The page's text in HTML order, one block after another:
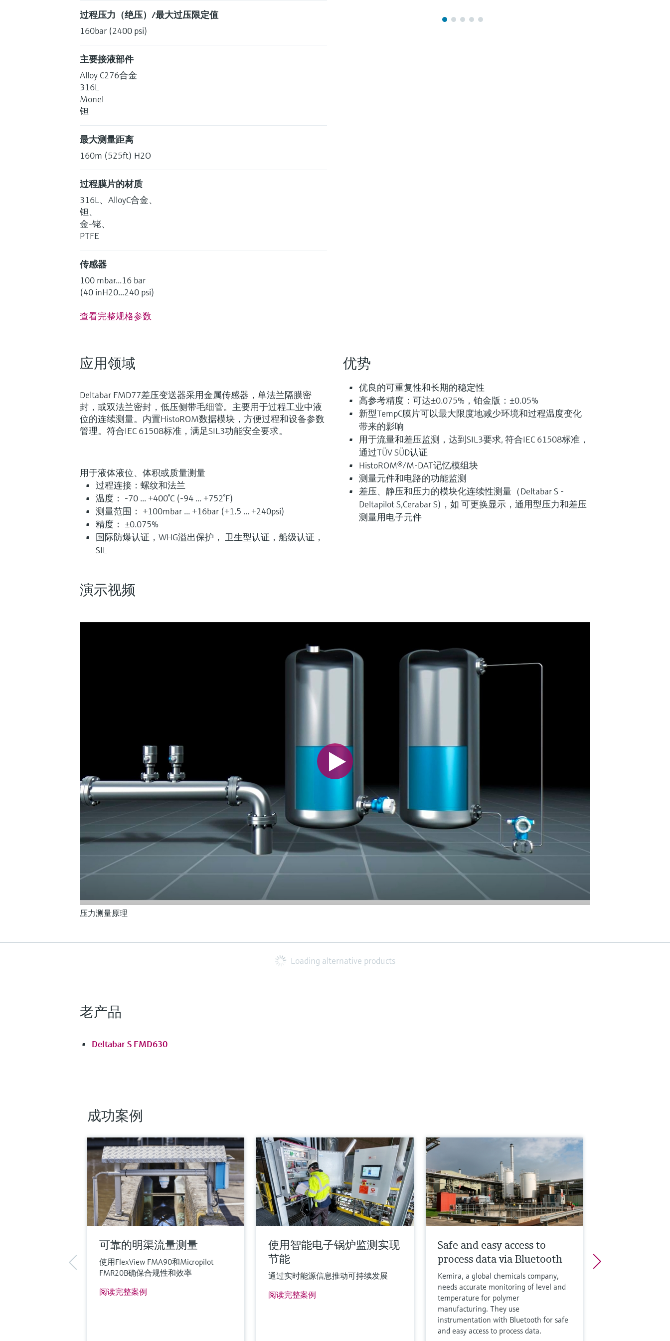
过程压力（绝压）/最大过压限定值
160bar (2400 psi)
主要接液部件
Alloy C276合金
316L
Monel
钽
最大测量距离
160m (525ft) H2O
过程膜片的材质
316L、AlloyC合金、
钽、
金-铑、
PTFE
传感器
100 mbar...16 bar
(40 inH20...240 psi)
查看完整规格参数
应用领域
Deltabar FMD77差压变送器采用金属传感器，单法兰隔膜密
封，或双法兰密封，低压侧带毛细管。主要用于过程工业中液
位的连续测量。内置HistoROM数据模块，方便过程和设备参数
管理。符合IEC 61508标准，满足SIL3功能安全要求。
用于液体液位、体积或质量测量
过程连接：螺纹和法兰
温度： -70 ... +400°C (-94 ... +752°F)
测量范围： +100mbar ... +16bar (+1.5 ... +240psi)
精度： ±0.075%
国际防爆认证，WHG溢出保护， 卫生型认证，船级认证，
SIL
优势
优良的可重复性和长期的稳定性
高参考精度：可达±0.075%，铂金版：±0.05%
新型TempC膜片可以最大限度地减少环境和过程温度变化
带来的影响
用于流量和差压监测，达到SIL3要求, 符合IEC 61508标准，
通过TÜV SÜD认证
HistoROM®/M-DAT记忆模组块
测量元件和电路的功能监测
差压、静压和压力的模块化连续性测量（Deltabar S -
Deltapilot S,Cerabar S)，如 可更换显示，通用型压力和差压
测量用电子元件
演示视频
压力测量原理
Loading alternative products
老产品
Deltabar S FMD630
成功案例
可靠的明渠流量测量
使用FlexView FMA90和Micropilot
FMR20B确保合规性和效率
阅读完整案例
使用智能电子锅炉监测实现
节能
通过实时能源信息推动可持续发展
阅读完整案例
Safe and easy access to
process data via Bluetooth
Kemira, a global chemicals company,
needs accurate monitoring of level and
temperature for polymer
manufacturing. They use
instrumentation with Bluetooth for safe
and easy access to process data.